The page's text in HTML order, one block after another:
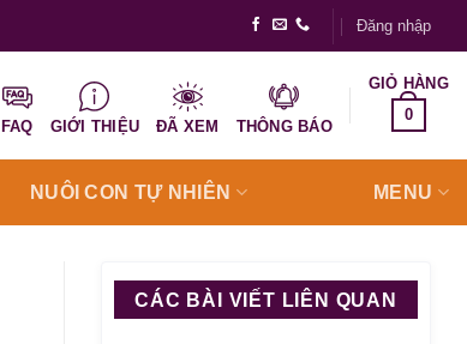
Đăng nhập
FAQ GIỚI THIỆU ĐÃ XEM THÔNG BÁO
GIỎ HÀNG
0
NUÔI CON TỰ NHIÊN MENU
CÁC BÀI VIẾT LIÊN QUAN